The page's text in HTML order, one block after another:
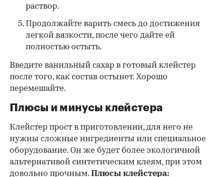
раствор.
Продолжайте варить смесь до достижения
легкой вязкости, после чего дайте ей
полностью остыть.
Введите ванильный сахар в готовый клейстер
после того, как состав остынет. Хорошо
перемешайте.
Плюсы и минусы клейстера
Клейстер прост в приготовлении, для него не
нужны сложные ингредиенты или специальное
оборудование. Он же будет более экологичной
альтернативой синтетическим клеям, при этом
довольно прочным. Плюсы клейстера: